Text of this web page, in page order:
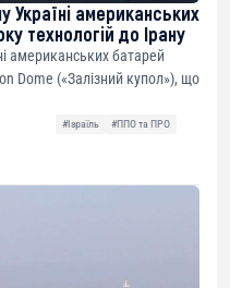
Україні американських
технологій до Ірану
американських батарей
Dome («Залізний купол»), що
#Ізраїль
#ППО та ПРО